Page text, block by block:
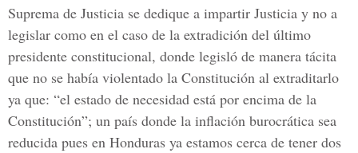
Suprema de Justicia se dedique a impartir Justicia y no a
legislar como en el caso de la extradición del último
presidente constitucional, donde legisló de manera tácita
que no se había violentado la Constitución al extraditarlo
ya que: “el estado de necesidad está por encima de la
Constitución”; un país donde la inflación burocrática sea
reducida pues en Honduras ya estamos cerca de tener dos